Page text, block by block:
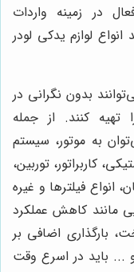
در زمینه واردات
لوازم یدکی لودر
بدون نگرانی در
تهیه کنند. از جمله
به موتور، سیستم
کاربراتور، توربین،
انواع فیلترها و غیره
مانند کاهش عملکرد
بارگذاری اضافی بر
... باید در اسرع وقت